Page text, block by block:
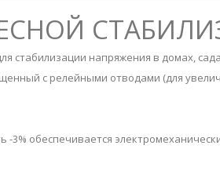
стабилизации напряжения в домах,
с релейными отводами (для
обеспечивается